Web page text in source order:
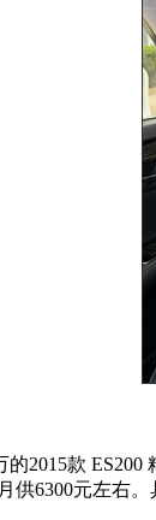
的2015款
6300元左右